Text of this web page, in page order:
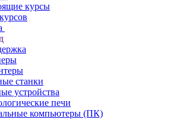
курсы
станки
устройства
печи
компьютеры (ПК)